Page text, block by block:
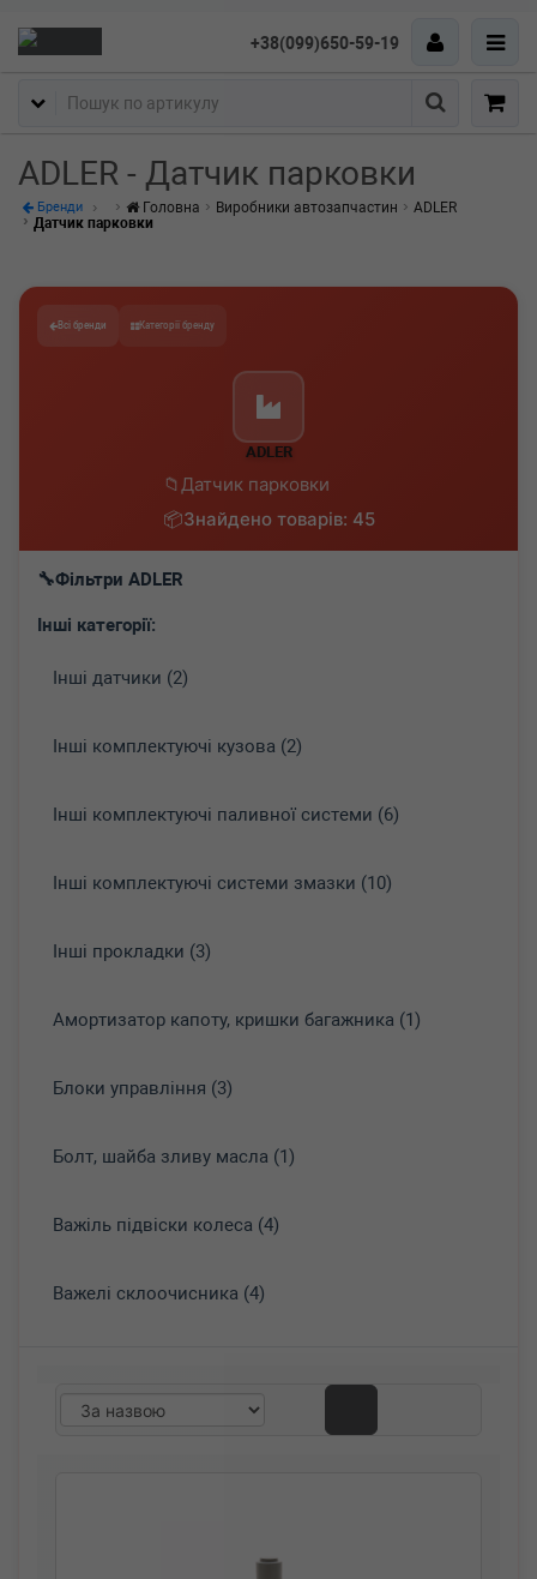
+38(099)650-59-19
Пошук
ADLER - Датчик парковки
Бренди Головна Виробники автозапчастин
ADLER
Датчик парковки
Всі бренди Категорії бренду
ADLER
Датчик парковки
Знайдено товарів: 45
Фільтри ADLER
Інші категорії:
Інші датчики (2)
Інші комплектуючі кузова (2)
Інші комплектуючі паливної системи (6)
Інші комплектуючі системи змазки (10)
Інші прокладки (3)
Амортизатор капоту, кришки багажника (1)
Блоки управління (3)
Болт, шайба зливу масла (1)
Важіль підвіски колеса (4)
Важелі склоочисника (4)